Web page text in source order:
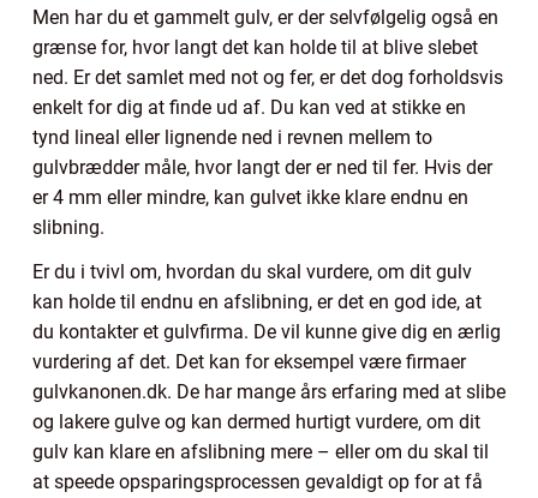
Men har du et gammelt gulv, er der selvfølgelig også en
grænse for, hvor langt det kan holde til at blive slebet
ned. Er det samlet med not og fer, er det dog forholdsvis
enkelt for dig at finde ud af. Du kan ved at stikke en
tynd lineal eller lignende ned i revnen mellem to
gulvbrædder måle, hvor langt der er ned til fer. Hvis der
er 4 mm eller mindre, kan gulvet ikke klare endnu en
slibning.
Er du i tvivl om, hvordan du skal vurdere, om dit gulv
kan holde til endnu en afslibning, er det en god ide, at
du kontakter et gulvfirma. De vil kunne give dig en ærlig
vurdering af det. Det kan for eksempel være firmaer
gulvkanonen.dk. De har mange års erfaring med at slibe
og lakere gulve og kan dermed hurtigt vurdere, om dit
gulv kan klare en afslibning mere – eller om du skal til
at speede opsparingsprocessen gevaldigt op for at få